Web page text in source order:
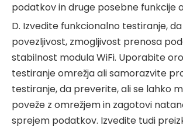
podatkov in druge posebne funkcije
D. Izvedite funkcionalno testiranje,
povezljivost, zmogljivost prenosa
stabilnost modula WiFi. Uporabite
testiranje omrežja ali samorazvite
testiranje, da preverite, ali se lahko
poveže z omrežjem in zagotovi
sprejem podatkov. Izvedite tudi